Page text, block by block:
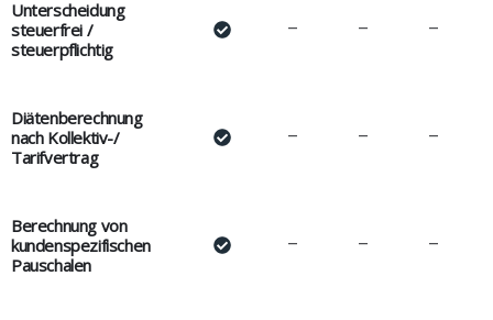
Unterscheidung
steuerfrei /
steuerpflichtig
– – –
Diätenberechnung
nach Kollektiv-/
Tarifvertrag
– – –
Berechnung von
kundenspezifischen
Pauschalen
– – –